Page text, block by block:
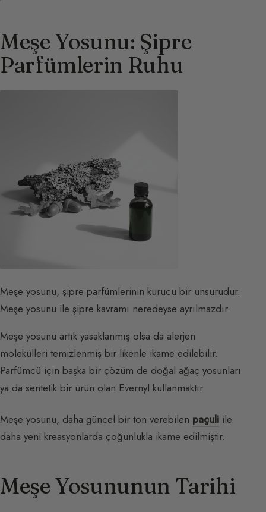
Meşe Yosunu: Şipre
Parfümlerin Ruhu
Meşe yosunu, şipre parfümlerinin kurucu bir unsurudur.
Meşe yosunu ile şipre kavramı neredeyse ayrılmazdır.
Meşe yosunu artık yasaklanmış olsa da alerjen
molekülleri temizlenmiş bir likenle ikame edilebilir.
Parfümcü için başka bir çözüm de doğal ağaç yosunları
ya da sentetik bir ürün olan Evernyl kullanmaktır.
Meşe yosunu, daha güncel bir ton verebilen paçuli ile
daha yeni kreasyonlarda çoğunlukla ikame edilmiştir.
Meşe Yosununun Tarihi